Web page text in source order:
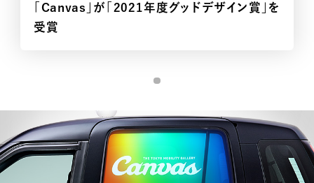
SHEET
「Canvas」が「2021年度グッドデザイン賞」を
受賞